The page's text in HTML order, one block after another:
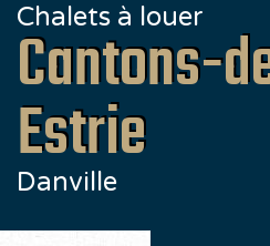
Chalets à louer
Cantons-
Estrie
Danville